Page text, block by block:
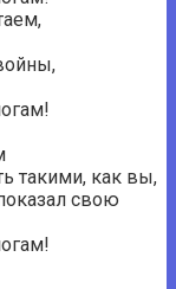
такими, как вы,
свою